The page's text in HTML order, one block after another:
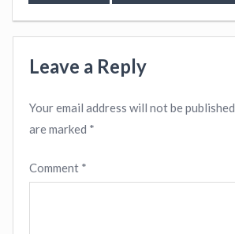
Leave a Reply
Your email address will not be published.
are marked *
Comment *